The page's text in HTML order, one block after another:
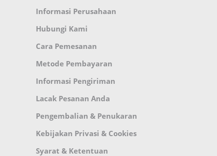
Informasi Perusahaan
Hubungi Kami
Cara Pemesanan
Metode Pembayaran
Informasi Pengiriman
Lacak Pesanan Anda
Pengembalian & Penukaran
Kebijakan Privasi & Cookies
Syarat & Ketentuan